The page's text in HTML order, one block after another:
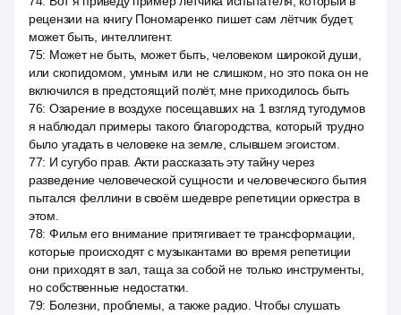
рецензии на книгу Пономаренко пишет сам лётчик будет,
может быть, интеллигент.
75: Может не быть, может быть, человеком широкой души,
или скопидомом, умным или не слишком, но это пока он не
включился в предстоящий полёт, мне приходилось быть
76: Озарение в воздухе посещавших на 1 взгляд тугодумов
я наблюдал примеры такого благородства, который трудно
было угадать в человеке на земле, слывшем эгоистом.
77: И сугубо прав. Акти рассказать эту тайну через
разведение человеческой сущности и человеческого бытия
пытался феллини в своём шедевре репетиции оркестра в
этом.
78: Фильм его внимание притягивает те трансформации,
которые происходят с музыкантами во время репетиции
они приходят в зал, таща за собой не только инструменты,
но собственные недостатки.
79: Болезни, проблемы, а также радио. Чтобы слушать